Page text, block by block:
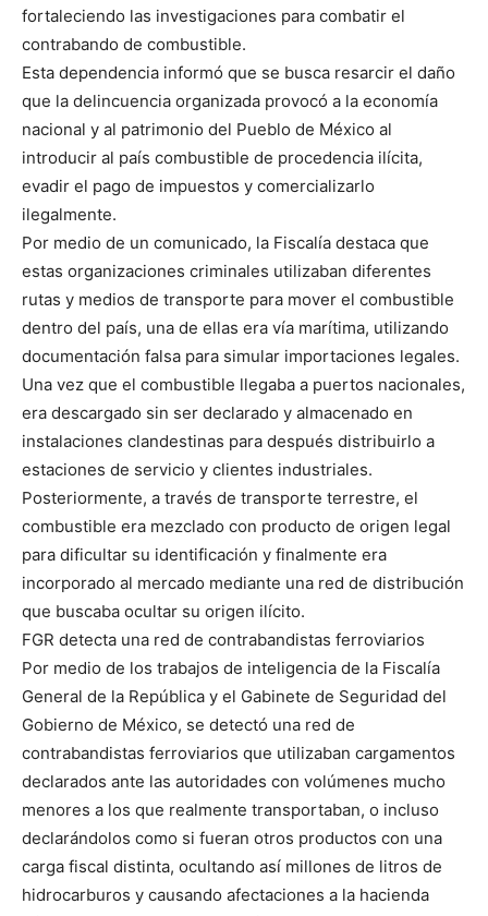
fortaleciendo las investigaciones para combatir el
contrabando de combustible.
Esta dependencia informó que se busca resarcir el daño
que la delincuencia organizada provocó a la economía
nacional y al patrimonio del Pueblo de México al
introducir al país combustible de procedencia ilícita,
evadir el pago de impuestos y comercializarlo
ilegalmente.
Por medio de un comunicado, la Fiscalía destaca que
estas organizaciones criminales utilizaban diferentes
rutas y medios de transporte para mover el combustible
dentro del país, una de ellas era vía marítima, utilizando
documentación falsa para simular importaciones legales.
Una vez que el combustible llegaba a puertos nacionales,
era descargado sin ser declarado y almacenado en
instalaciones clandestinas para después distribuirlo a
estaciones de servicio y clientes industriales.
Posteriormente, a través de transporte terrestre, el
combustible era mezclado con producto de origen legal
para dificultar su identificación y finalmente era
incorporado al mercado mediante una red de distribución
que buscaba ocultar su origen ilícito.
FGR detecta una red de contrabandistas ferroviarios
Por medio de los trabajos de inteligencia de la Fiscalía
General de la República y el Gabinete de Seguridad del
Gobierno de México, se detectó una red de
contrabandistas ferroviarios que utilizaban cargamentos
declarados ante las autoridades con volúmenes mucho
menores a los que realmente transportaban, o incluso
declarándolos como si fueran otros productos con una
carga fiscal distinta, ocultando así millones de litros de
hidrocarburos y causando afectaciones a la hacienda